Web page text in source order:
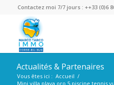
Contactez moi 7/7 jours : ++33 (0)6
Actualités & Partenaires
Vous êtes ici : Accueil /
Mini villa playa oro 5 piscine tennis